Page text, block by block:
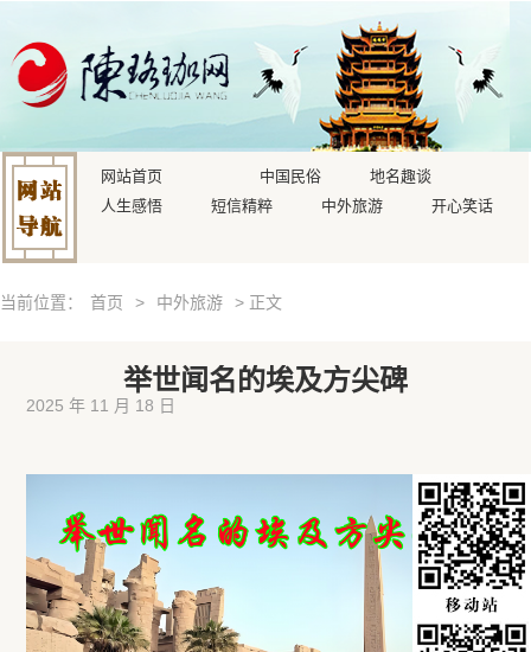
网站首页 中国民俗
地名趣谈
人生感悟
短信精粹 中外旅游 开心笑话
当前位置： 首页 > 中外旅游 > 正文
举世闻名的埃及方尖碑
2025 年 11 月 18 日